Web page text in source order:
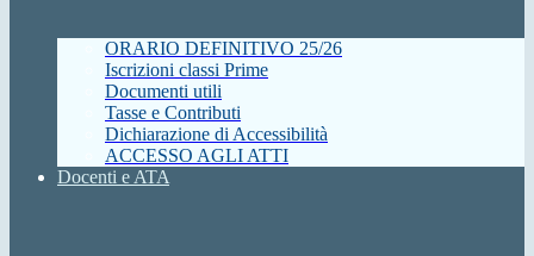
ORARIO DEFINITIVO 25/26
Iscrizioni classi Prime
Documenti utili
Tasse e Contributi
Dichiarazione di Accessibilità
ACCESSO AGLI ATTI
Docenti e ATA